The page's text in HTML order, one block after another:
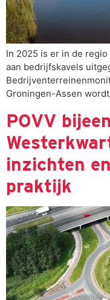
In 2025 is er in de
aan bedrijfskavels
Groningen-Assen
POVV
inzichten
praktijk